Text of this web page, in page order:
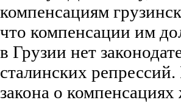
компенсациям
что компенсации им
в Грузии нет
сталинских
закона о